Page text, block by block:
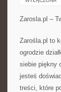
Zarosla.pl –
Zarośla.pl to
ogrodzie
siebie piękny
jesteś
treści, które